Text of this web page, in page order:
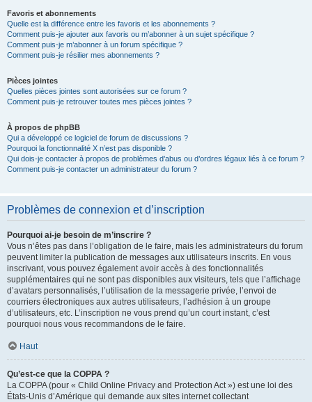
Favoris et abonnements
Quelle est la différence entre les favoris et les abonnements ?
Comment puis-je ajouter aux favoris ou m’abonner à un sujet spécifique ?
Comment puis-je m’abonner à un forum spécifique ?
Comment puis-je résilier mes abonnements ?
Pièces jointes
Quelles pièces jointes sont autorisées sur ce forum ?
Comment puis-je retrouver toutes mes pièces jointes ?
À propos de phpBB
Qui a développé ce logiciel de forum de discussions ?
Pourquoi la fonctionnalité X n’est pas disponible ?
Qui dois-je contacter à propos de problèmes d’abus ou d’ordres légaux liés à ce forum ?
Comment puis-je contacter un administrateur du forum ?
Problèmes de connexion et d’inscription
Pourquoi ai-je besoin de m’inscrire ?
Vous n’êtes pas dans l’obligation de le faire, mais les administrateurs du forum
peuvent limiter la publication de messages aux utilisateurs inscrits. En vous
inscrivant, vous pouvez également avoir accès à des fonctionnalités
supplémentaires qui ne sont pas disponibles aux visiteurs, tels que l’affichage
d’avatars personnalisés, l’utilisation de la messagerie privée, l’envoi de
courriers électroniques aux autres utilisateurs, l’adhésion à un groupe
d’utilisateurs, etc. L’inscription ne vous prend qu’un court instant, c’est
pourquoi nous vous recommandons de le faire.
Haut
Qu’est-ce que la COPPA ?
La COPPA (pour « Child Online Privacy and Protection Act ») est une loi des
États-Unis d’Amérique qui demande aux sites internet collectant